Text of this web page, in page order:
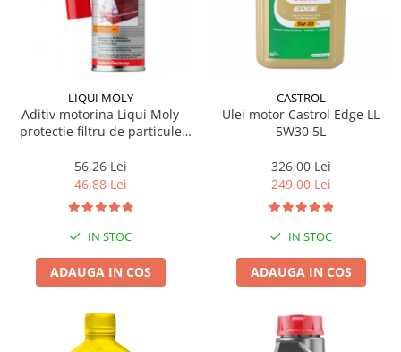
LIQUI MOLY
Aditiv motorina Liqui Moly
protectie filtru de particule
56,26 Lei
46,88 Lei
IN STOC
ADAUGA IN COS
CASTROL
Ulei motor Castrol Edge LL
5W30 5L
326,00 Lei
249,00 Lei
IN STOC
ADAUGA IN COS